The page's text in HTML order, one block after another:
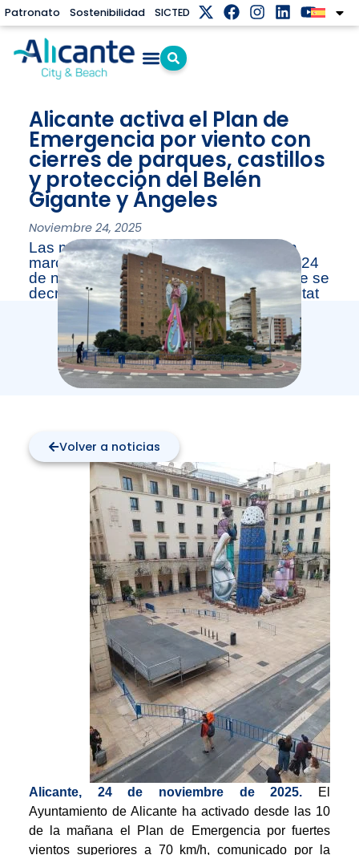
Patronato Sostenibilidad SICTED
Alicante activa el Plan de
Emergencia por viento con
cierres de parques, castillos
y protección del Belén
Gigante y Ángeles
Noviembre 24, 2025
Las medidas de seguridad, puestas en
marcha desde las 10 de la mañana del 24
de noviembre, se mantendrán hasta que se
decrete el fin de la alerta por la Generalitat
Volver a noticias
Alicante, 24 de noviembre de 2025. El
Ayuntamiento de Alicante ha activado desde las 10
de la mañana el Plan de Emergencia por fuertes
vientos superiores a 70 km/h, comunicado por la